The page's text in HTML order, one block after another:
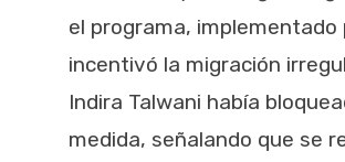
el programa, implementado
incentivó la migración
Indira Talwani había
medida, señalando que se